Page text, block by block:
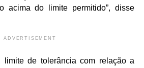
acima do limite permitido”, disse
ADVERTISEMENT
limite de tolerância com relação a